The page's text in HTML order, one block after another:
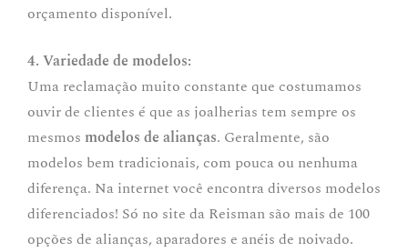
orçamento disponível.
4. Variedade de modelos:
Uma reclamação muito constante que costumamos
ouvir de clientes é que as joalherias tem sempre os
mesmos modelos de alianças. Geralmente, são
modelos bem tradicionais, com pouca ou nenhuma
diferença. Na internet você encontra diversos modelos
diferenciados! Só no site da Reisman são mais de 100
opções de alianças, aparadores e anéis de noivado.